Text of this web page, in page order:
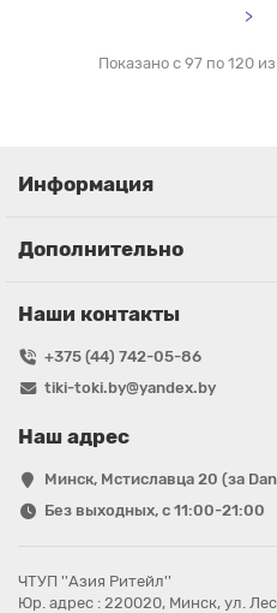
>
Показано с 97 по 120
Информация
Дополнительно
Наши контакты
+375 (44) 742-05-86
tiki-toki.by@yandex.by
Наш адрес
Минск, Мстиславца 20 (за
Без выходных, с 11:00-21:00
ЧТУП ''Азия Ритейл''
Юр. адрес : 220020, Минск, ул.